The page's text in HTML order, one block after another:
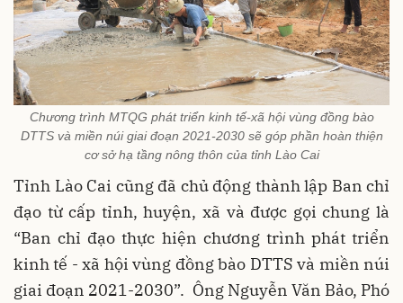
Chương trình MTQG phát triển kinh tế-xã hội vùng đồng bào
DTTS và miền núi giai đoạn 2021-2030 sẽ góp phần hoàn thiện
cơ sở hạ tầng nông thôn của tỉnh Lào Cai
Tỉnh Lào Cai cũng đã chủ động thành lập Ban chỉ
đạo từ cấp tỉnh, huyện, xã và được gọi chung là
“Ban chỉ đạo thực hiện chương trình phát triển
kinh tế - xã hội vùng đồng bào DTTS và miền núi
giai đoạn 2021-2030”. Ông Nguyễn Văn Bảo, Phó